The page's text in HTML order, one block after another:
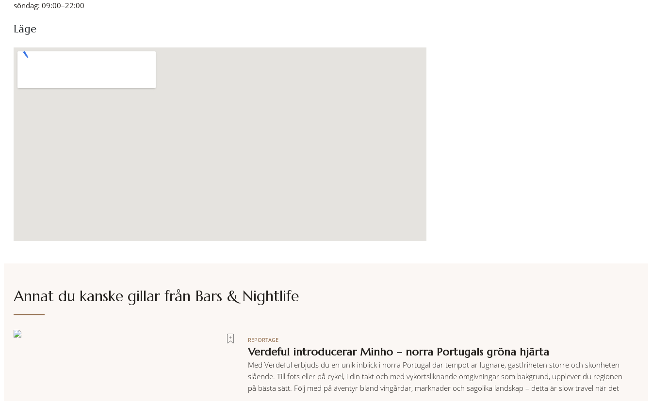
söndag: 09:00–22:00
Läge
Annat du kanske gillar från Bars & Nightlife
REPORTAGE
Verdeful introducerar Minho – norra Portugals gröna hjärta
Med Verdeful erbjuds du en unik inblick i norra Portugal där tempot är lugnare, gästfriheten större och skönheten
slående. Till fots eller på cykel, i din takt och med vykortsliknande omgivningar som bakgrund, upplever du regionen
på bästa sätt. Följ med på äventyr bland vingårdar, marknader och sagolika landskap – detta är slow travel när det